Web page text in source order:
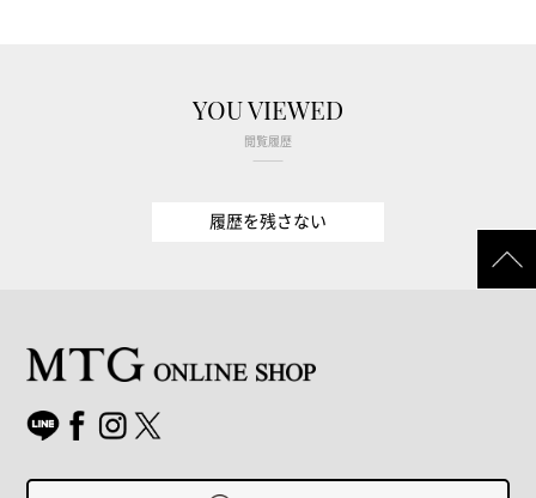
YOU VIEWED
閲覧履歴
履歴を残さない